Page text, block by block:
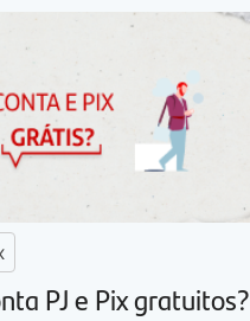
PJ e Pix gratuitos?